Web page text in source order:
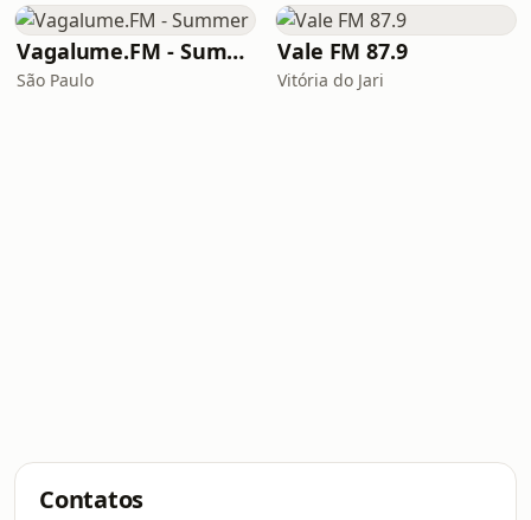
Vagalume.FM - Summer
São Paulo
Vale FM 87.9
Vitória do Jari
Contatos